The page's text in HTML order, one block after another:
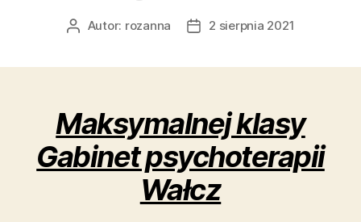
AutorAutor: rozanna
Data2 sierpnia 2021
Maksymalnej klasy
Gabinet psychoterapii
Wałcz